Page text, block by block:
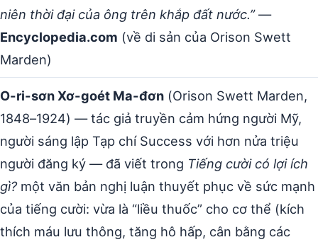
niên thời đại của ông trên khắp đất nước.”—
Encyclopedia.com (về di sản của Orison Swett
Marden)
O-ri-sơn Xơ-goét Ma-đơn (Orison Swett Marden,
1848–1924) — tác giả truyền cảm hứng người Mỹ,
người sáng lập Tạp chí Success với hơn nửa triệu
người đăng ký — đã viết trong Tiếng cười có lợi ích
gì?một văn bản nghị luận thuyết phục về sức mạnh
của tiếng cười: vừa là “liều thuốc” cho cơ thể (kích
thích máu lưu thông, tăng hô hấp, cân bằng các